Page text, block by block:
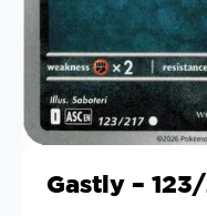
Gastly –